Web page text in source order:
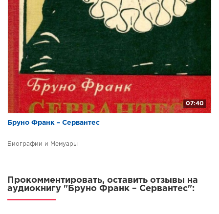
07:40
Бруно Франк – Сервантес
Биографии и Мемуары
Прокомментировать, оставить отзывы на
аудиокнигу "Бруно Франк – Сервантес":